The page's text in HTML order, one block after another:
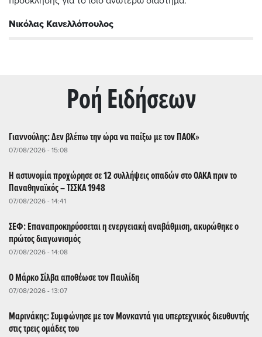
Νικόλας Κανελλόπουλος
Ρoή Ειδήσεων
Γιαννούλης: Δεν βλέπω την ώρα να παίξω με τον ΠΑΟΚ»
07/08/2026 - 15:08
Η αστυνομία προχώρησε σε 12 συλλήψεις οπαδών στο ΟΑΚΑ πριν το
Παναθηναϊκός – ΤΣΣΚΑ 1948
07/08/2026 - 14:41
ΣΕΦ: Επαναπροκηρύσσεται η ενεργειακή αναβάθμιση, ακυρώθηκε ο
πρώτος διαγωνισμός
07/08/2026 - 14:08
Ο Μάρκο Σίλβα αποθέωσε τον Παυλίδη
07/08/2026 - 13:07
Μαρινάκης: Συμφώνησε με τον Μονκαντά για υπερτεχνικός διευθυντής
στις τρεις ομάδες του